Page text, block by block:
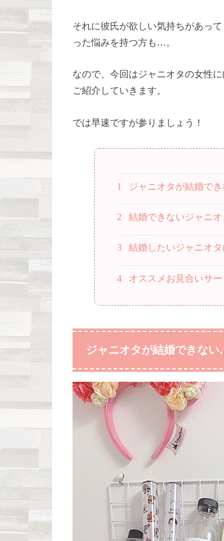
それに彼氏が欲しい気持ちがあっ
った悩みを持つ方も…。
なので、今回はジャニオタの女性
ご紹介していきます。
では早速ですが参りましょう！
1 ジャニオタが結婚で
2 結婚できないジャニ
3 結婚したいジャニオ
4 オススメお見合いサ
ジャニオタが結婚できない